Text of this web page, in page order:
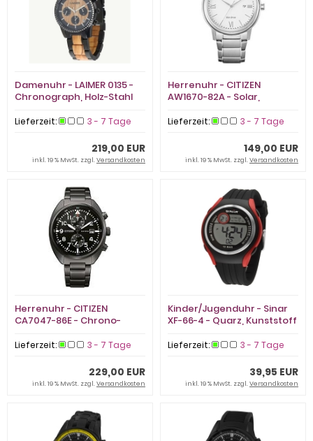
Damenuhr - LAIMER 0135 -
Chronograph, Holz-Stahl
Lieferzeit: 3 - 7 Tage
219,00 EUR
inkl. 19 % MwSt. zzgl.Versandkosten
Herrenuhr - CITIZEN
AW1670-82A - Solar,
Lieferzeit: 3 - 7 Tage
149,00 EUR
inkl. 19 % MwSt. zzgl.Versandkosten
Herrenuhr - CITIZEN
CA7047-86E - Chrono-
Lieferzeit: 3 - 7 Tage
229,00 EUR
inkl. 19 % MwSt. zzgl.Versandkosten
Kinder/Jugenduhr - Sinar
XF-66-4 - Quarz, Kunststoff
Lieferzeit: 3 - 7 Tage
39,95 EUR
inkl. 19 % MwSt. zzgl.Versandkosten